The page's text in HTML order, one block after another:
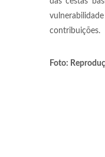
contribuições.
Foto: